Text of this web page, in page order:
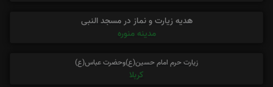
هدیه زیارت و نماز در مسجد النبی
مدینه منوره
زیارت حرم امام حسین(ع)وحضرت عباس(ع)
کربلا